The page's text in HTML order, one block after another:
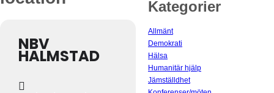
NBV
HALMSTAD
Kategorier
Allmänt
Demokrati
Hälsa
Humanitär hjälp
Jämställdhet